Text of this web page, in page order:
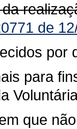
de
por
para
que